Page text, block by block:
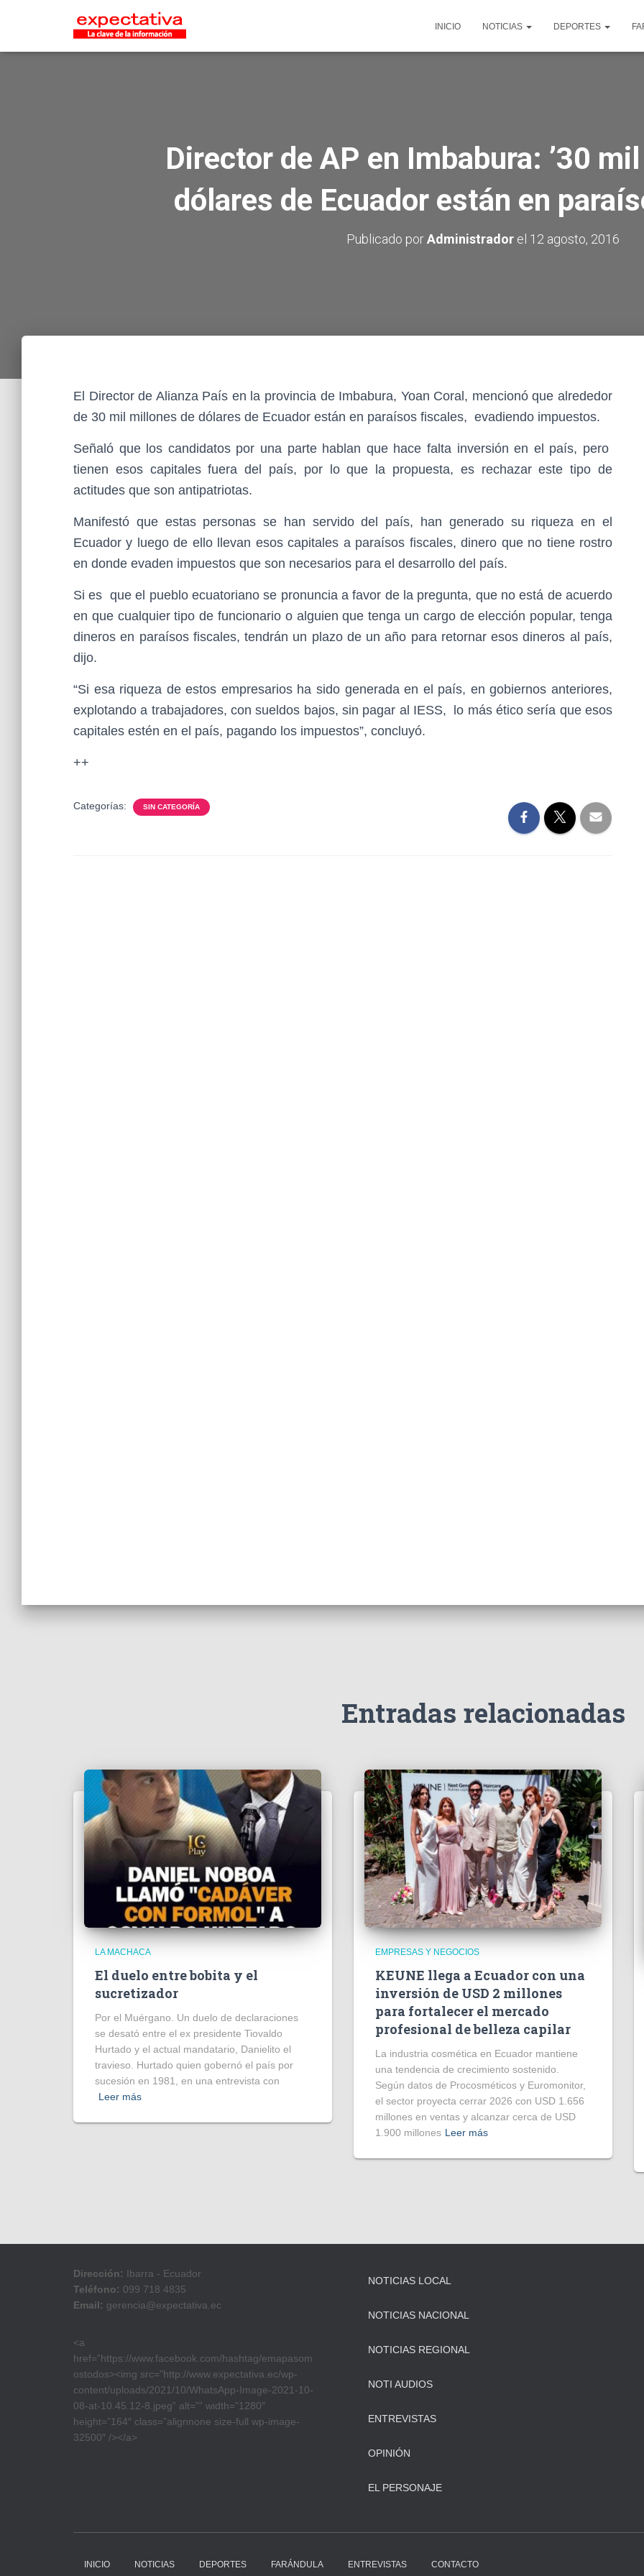
INICIO NOTICIAS DEPORTES
Director de AP en Imbabura: ’30
dólares de Ecuador están en
Publicado porAdministrador el 12 agosto, 2016
El Director de Alianza País en la provincia de Imbabura, Yoan Coral, mencionó que alrededor
de 30 mil millones de dólares de Ecuador están en paraísos fiscales, evadiendo impuestos.
Señaló que los candidatos por una parte hablan que hace falta inversión en el país, pero
tienen esos capitales fuera del país, por lo que la propuesta, es rechazar este tipo de
actitudes que son antipatriotas.
Manifestó que estas personas se han servido del país, han generado su riqueza en el
Ecuador y luego de ello llevan esos capitales a paraísos fiscales, dinero que no tiene rostro
en donde evaden impuestos que son necesarios para el desarrollo del país.
Si es que el pueblo ecuatoriano se pronuncia a favor de la pregunta, que no está de acuerdo
en que cualquier tipo de funcionario o alguien que tenga un cargo de elección popular, tenga
dineros en paraísos fiscales, tendrán un plazo de un año para retornar esos dineros al país,
dijo.
“Si esa riqueza de estos empresarios ha sido generada en el país, en gobiernos anteriores,
explotando a trabajadores, con sueldos bajos, sin pagar al IESS, lo más ético sería que esos
capitales estén en el país, pagando los impuestos”, concluyó.
++
Categorías: SIN CATEGORÍA
Entradas relacionadas
LA MACHACA
El duelo entre bobita y el
sucretizador
Por el Muérgano. Un duelo de declaraciones
se desató entre el ex presidente Tiovaldo
Hurtado y el actual mandatario, Danielito el
travieso. Hurtado quien gobernó el país por
sucesión en 1981, en una entrevista con
Leer más
EMPRESAS Y NEGOCIOS
KEUNE llega a Ecuador con una
inversión de USD 2 millones
para fortalecer el mercado
profesional de belleza capilar
La industria cosmética en Ecuador mantiene
una tendencia de crecimiento sostenido.
Según datos de Procosméticos y Euromonitor,
el sector proyecta cerrar 2026 con USD 1.656
millones en ventas y alcanzar cerca de USD
1.900 millones Leer más
Dirección: Ibarra - Ecuador
Teléfono: 099 718 4835
Email: gerencia@expectativa.ec
<a
href=”https://www.facebook.com/hashtag/emapasom
ostodos><img src=”http://www.expectativa.ec/wp-
content/uploads/2021/10/WhatsApp-Image-2021-10-
08-at-10.45.12-8.jpeg” alt=”” width=”1280″
height=”164″ class=”alignnone size-full wp-image-
32500″ /></a>
NOTICIAS LOCAL
NOTICIAS NACIONAL
NOTICIAS REGIONAL
NOTI AUDIOS
ENTREVISTAS
OPINIÓN
EL PERSONAJE
INICIO NOTICIAS DEPORTES FARÁNDULA ENTREVISTAS CONTACTO